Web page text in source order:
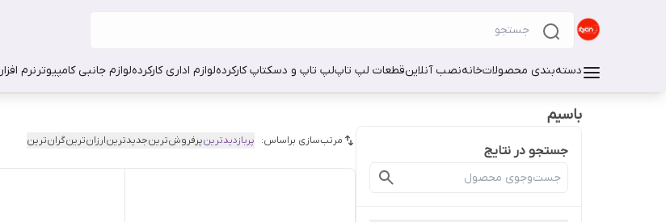
دسته‌بندی محصولاتخانهنصب آنلاینقطعات لپ تاپلپ تاپ و دسکتاپ کارکردهلوازم اداری کارکردهلوازم جانبی کامپیوترنرم افزار
باسیم
جستجو در نتایج
مرتب‌سازی براساس: پربازدیدترینپرفروش‌ترینجدیدترینارزان‌ترینگران‌ترین